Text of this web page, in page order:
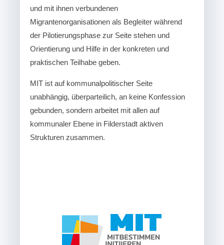
und mit ihnen verbundenen
Migrantenorganisationen als Begleiter während
der Pilotierungsphase zur Seite stehen und
Orientierung und Hilfe in der konkreten und
praktischen Teilhabe geben.
MIT ist auf kommunalpolitischer Seite
unabhängig, überparteilich, an keine Konfession
gebunden, sondern arbeitet mit allen auf
kommunaler Ebene in Filderstadt aktiven
Strukturen zusammen.